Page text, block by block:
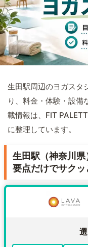
生田駅周辺のヨガスタ
り、料金・体験・設備
載情報は、FIT
に整理しています。
生田駅（神奈川県
要点だけでサクッ